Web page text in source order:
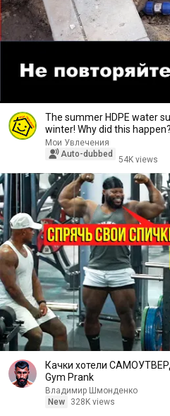
The summer HDPE water
winter! Why did this happen?
Мои Увлечения
Auto-dubbed
54K views
Качки хотели
Gym Prank
Владимир Шмонденко
New
328K views